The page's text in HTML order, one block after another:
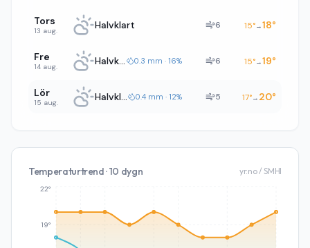
Tors
13 aug. Halvklart 6 15°→18°
Fre
14 aug. Halvklart 0.3 mm · 16% 6 15°→19°
Lör
15 aug. Halvklart 0.4 mm · 12% 5 17°→ 20°
Temperaturtrend · 10 dygn yr.no / SMHI
19°
22°